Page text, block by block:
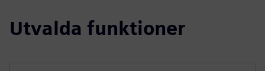
Utvalda funktioner